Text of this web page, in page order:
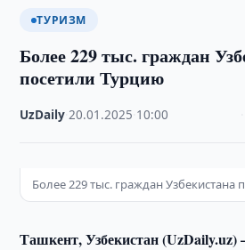
ТУРИЗМ
Более 229 тыс. граждан
посетили Турцию
UzDaily ·20.01.2025 10:00
Более 229 тыс. граждан Узбекистана
Ташкент, Узбекистан